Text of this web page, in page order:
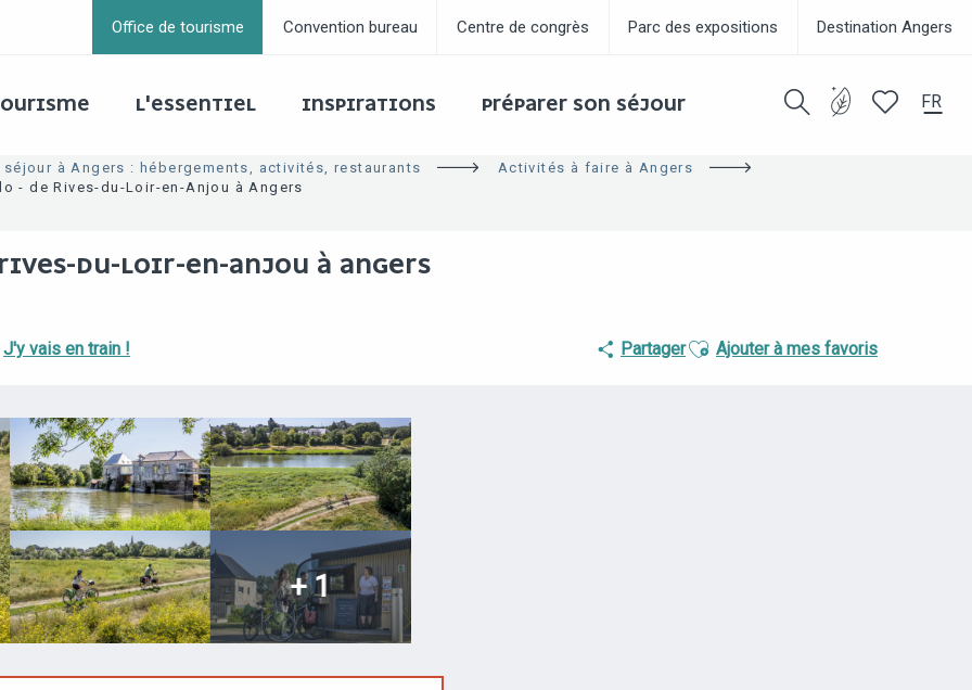
FR
Office de tourisme Convention bureau Centre de congrès Parc des expositions Destination Angers
L'ESSENTIEL INSPIRATIONS PRÉPARER SON SÉJOUR
séjour à Angers : hébergements, activités, restaurants
Activités à faire à Angers
- de Rives-du-Loir-en-Anjou à Angers
DU-LOIR-EN-ANJOU À ANGERS
J'y vais en train ! PartagerAjouter aux favoris
Ajouter à mes favoris
+ 1